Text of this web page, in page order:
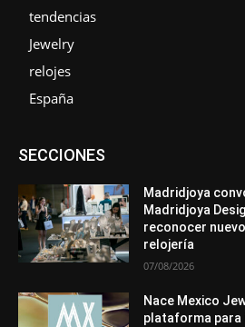
tendencias
Jewelry
relojes
España
SECCIONESAsociaciones
Entrevistas
Mundo Técnico
Novedades
Premios
Secciones
Madridjoya
Madridjoya
reconocer
relojería
07/08/2026
Nace Mexico
plataforma para